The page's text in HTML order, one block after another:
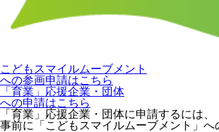
こどもスマイルムーブメント
への参画申請はこちら
「育業」応援企業・団体
への申請はこちら
「育業」応援企業・団体に申請するには、
事前に「こどもスマイルムーブメント」へ